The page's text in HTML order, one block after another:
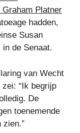
Platner
hadden,
Susan
de Senaat.
van Wecht
zei: “Ik begrijp
De
toenemende